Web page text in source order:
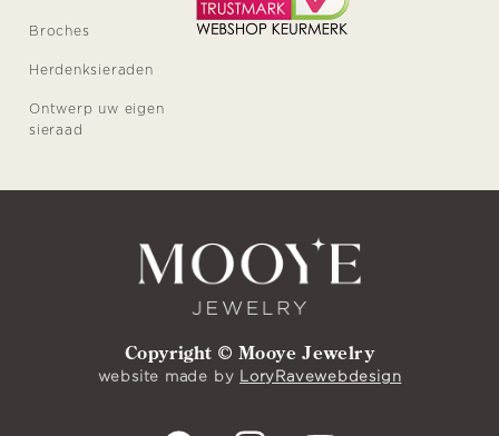
Broches
Herdenksieraden
Ontwerp uw eigen
sieraad
Copyright © Mooye Jewelry
website made by LoryRavewebdesign